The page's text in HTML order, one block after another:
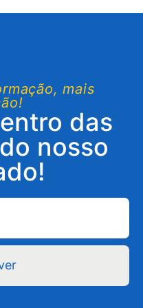
mais
das
nosso